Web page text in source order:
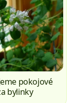
pokojové
bylinky